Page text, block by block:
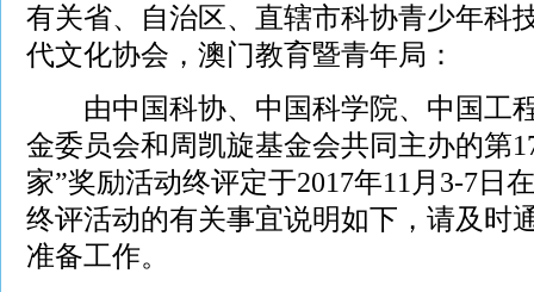
有关省、自治区、直辖市科协青少年科
代文化协会，澳门教育暨青年局：
由中国科协、中国科学院、中国工
金委员会和周凯旋基金会共同主办的第
家”奖励活动终评定于2017年11月3-7日
终评活动的有关事宜说明如下，请及时
准备工作。